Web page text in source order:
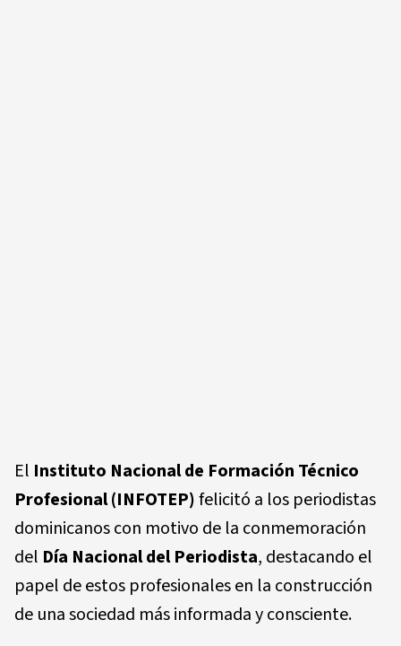
El Instituto Nacional de Formación Técnico
Profesional (INFOTEP)felicitó a los periodistas
dominicanos con motivo de la conmemoración
del Día Nacional del Periodista, destacando el
papel de estos profesionales en la construcción
de una sociedad más informada y consciente.